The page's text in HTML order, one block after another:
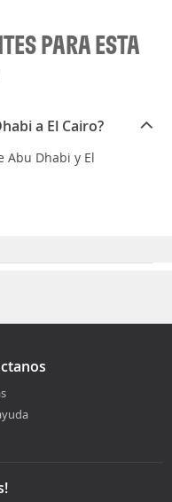
PARA ESTA
a El Cairo?
Abu Dhabi y El